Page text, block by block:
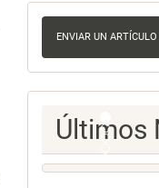
Enviar
un
artículo
ENVIAR UN ARTÍCULO
Ultimos
Numeros
Últimos